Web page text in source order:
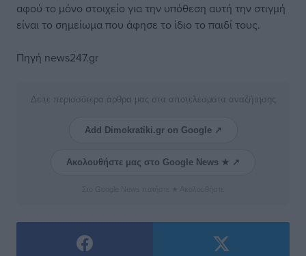
αφού το μόνο στοιχείο για την υπόθεση αυτή την στιγμή
είναι το σημείωμα που άφησε το ίδιο το παιδί τους.
Πηγή news247.gr
Δείτε περισσότερα άρθρα μας στα αποτελέσματα αναζήτησης
Add Dimokratiki.gr on Google ↗
Ακολουθήστε μας στο Google News ★ ↗